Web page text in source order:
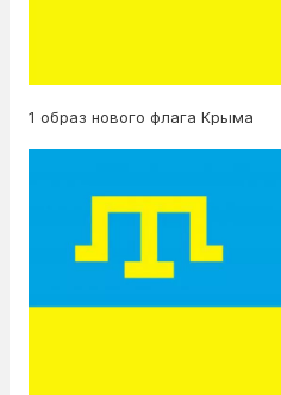
1 образ нового флага Крыма